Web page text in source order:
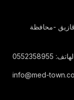
-محافظة
0552358955